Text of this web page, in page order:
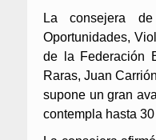
La consejera
Oportunidades,
de la Federación
Raras, Juan
supone un gran
contempla hasta